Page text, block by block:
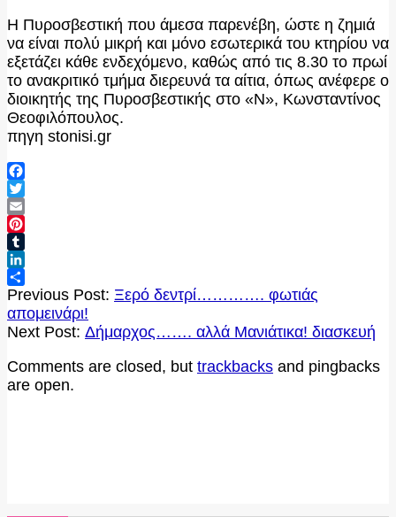
Η Πυροσβεστική που άμεσα παρενέβη, ώστε η ζημιά
να είναι πολύ μικρή και μόνο εσωτερικά του κτηρίου να
εξετάζει κάθε ενδεχόμενο, καθώς από τις 8.30 το πρωί
το ανακριτικό τμήμα διερευνά τα αίτια, όπως ανέφερε ο
διοικητής της Πυροσβεστικής στο «Ν», Κωνσταντίνος
Θεοφιλόπουλος.
πηγη stonisi.gr
Facebook
Twitter
Email
Pinterest
Tumblr
LinkedIn
Μοιραστείτε
2020-
09-
28
Previous Post: Ξερό δεντρί…………. φωτιάς
απομεινάρι!
Next Post: Δήμαρχος……. αλλά Μανιάτικα! διασκευή
Comments are closed, but trackbacks and pingbacks
are open.